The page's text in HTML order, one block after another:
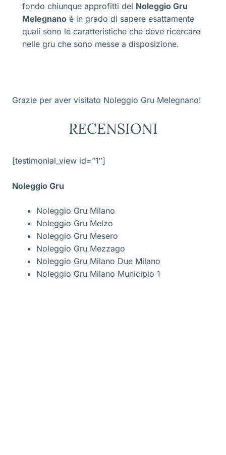
fondo chiunque approfitti del Noleggio Gru
Melegnano è in grado di sapere esattamente
quali sono le caratteristiche che deve ricercare
nelle gru che sono messe a disposizione.
Grazie per aver visitato Noleggio Gru Melegnano!
RECENSIONI
[testimonial_view id=”1″]
Noleggio Gru
Noleggio Gru Milano
Noleggio Gru Melzo
Noleggio Gru Mesero
Noleggio Gru Mezzago
Noleggio Gru Milano Due Milano
Noleggio Gru Milano Municipio 1